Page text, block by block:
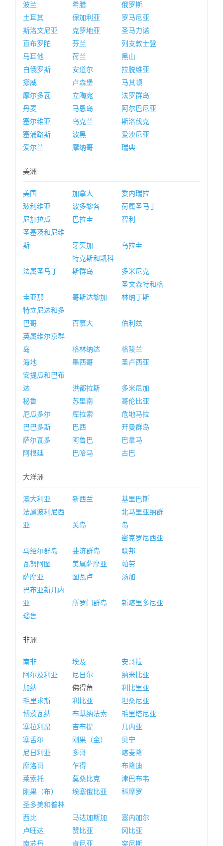
波兰
希腊
俄罗斯
土耳其
保加利亚
罗马尼亚
斯洛文尼亚
克罗地亚
圣马力诺
直布罗陀
芬兰
列支敦士登
马耳他
荷兰
黑山
白俄罗斯
安道尔
拉脱维亚
挪威
卢森堡
马其顿
摩尔多瓦
立陶宛
法罗群岛
丹麦
马恩岛
阿尔巴尼亚
塞尔维亚
乌克兰
斯洛伐克
塞浦路斯
波黑
爱沙尼亚
爱尔兰
摩纳哥 瑞典
美洲
美国 加拿大
委内瑞拉
玻利维亚
波多黎各
荷属圣马丁
尼加拉瓜
巴拉圭
智利
圣基茨和尼维
斯
牙买加 乌拉圭
法属圣马丁
特克斯和凯科
斯群岛
多米尼克
圭亚那 哥斯达黎加
圣文森特和格
林纳丁斯
特立尼达和多
巴哥
百慕大
伯利兹
英属维尔京群
岛
格林纳达
格陵兰
海地
墨西哥
圣卢西亚
安提瓜和巴布
达
洪都拉斯
多米尼加
秘鲁
苏里南
哥伦比亚
厄瓜多尔
库拉索
危地马拉
巴巴多斯
巴西
开曼群岛
萨尔瓦多
阿鲁巴
巴拿马
阿根廷
巴哈马 古巴
大洋洲
澳大利亚 新西兰
基里巴斯
法属波利尼西
亚
关岛
北马里亚纳群
岛
马绍尔群岛 斐济群岛
密克罗尼西亚
联邦
瓦努阿图
美属萨摩亚
帕劳
萨摩亚
图瓦卢
汤加
巴布亚新几内
亚
所罗门群岛
新喀里多尼亚
瑙鲁
非洲
南非 埃及
安哥拉
阿尔及利亚
尼日尔
纳米比亚
加纳
佛得角
利比里亚
毛里求斯
利比亚
坦桑尼亚
博茨瓦纳
布基纳法索
毛里塔尼亚
塞拉利昂
吉布提
几内亚
塞舌尔
刚果（金）
贝宁
尼日利亚
多哥
喀麦隆
摩洛哥
乍得
布隆迪
莱索托
莫桑比克
津巴布韦
刚果（布）
埃塞俄比亚
科摩罗
圣多美和普林
西比
马达加斯加
塞内加尔
卢旺达
赞比亚
冈比亚
南苏丹
肯尼亚 突尼斯